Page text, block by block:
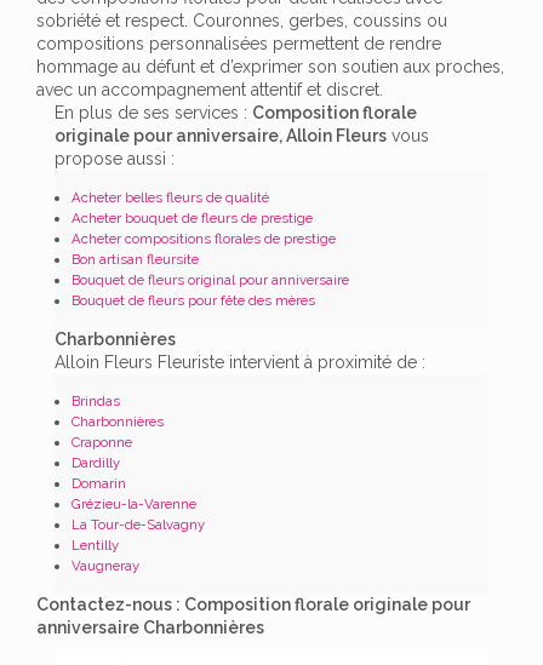
sobriété et respect. Couronnes, gerbes, coussins ou
compositions personnalisées permettent de rendre
hommage au défunt et d’exprimer son soutien aux proches,
avec un accompagnement attentif et discret.
En plus de ses services : Composition florale
originale pour anniversaire, Alloin Fleurs vous
propose aussi :
Acheter belles fleurs de qualité
Acheter bouquet de fleurs de prestige
Acheter compositions florales de prestige
Bon artisan fleursite
Bouquet de fleurs original pour anniversaire
Bouquet de fleurs pour fête des mères
Charbonnières
Alloin Fleurs Fleuriste intervient à proximité de :
Brindas
Charbonnières
Craponne
Dardilly
Domarin
Grézieu-la-Varenne
La Tour-de-Salvagny
Lentilly
Vaugneray
Contactez-nous : Composition florale originale pour
anniversaire Charbonnières